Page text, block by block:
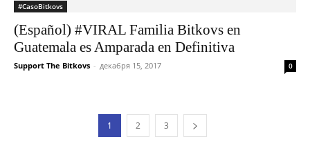
#CasoBitkovs
(Español) #VIRAL Familia Bitkovs en
Guatemala es Amparada en Definitiva
Support The Bitkovs - декабря 15, 2017 0
1 2 3